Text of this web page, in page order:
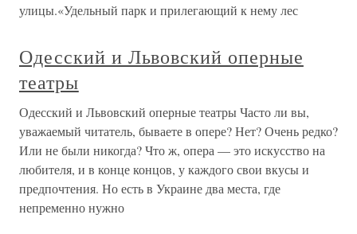
улицы.«Удельный парк и прилегающий к нему лес
Одесский и Львовский оперные
театры
Одесский и Львовский оперные театры Часто ли вы,
уважаемый читатель, бываете в опере? Нет? Очень редко?
Или не были никогда? Что ж, опера — это искусство на
любителя, и в конце концов, у каждого свои вкусы и
предпочтения. Но есть в Украине два места, где
непременно нужно